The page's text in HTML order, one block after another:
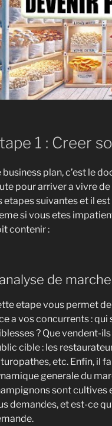
1 : Creer
business plan, c’est le
pour arriver a vivre
etapes suivantes et il
si vous etes
contenir :
de marche
etape vous permet
a vos concurrents : qui
? Que vendent-
cible : les
etc. Enfin, il
generale du
sont cultives
demandes, et est-ce